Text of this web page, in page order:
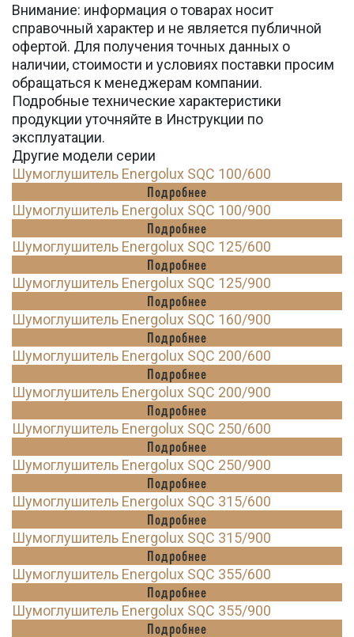
Внимание: информация о товарах носит
справочный характер и не является публичной
офертой. Для получения точных данных о
наличии, стоимости и условиях поставки просим
обращаться к менеджерам компании.
Подробные технические характеристики
продукции уточняйте в Инструкции по
эксплуатации.
Другие модели серии
Шумоглушитель Energolux SQC 100/600
Подробнее
Шумоглушитель Energolux SQC 100/900
Подробнее
Шумоглушитель Energolux SQC 125/600
Подробнее
Шумоглушитель Energolux SQC 125/900
Подробнее
Шумоглушитель Energolux SQC 160/900
Подробнее
Шумоглушитель Energolux SQC 200/600
Подробнее
Шумоглушитель Energolux SQC 200/900
Подробнее
Шумоглушитель Energolux SQC 250/600
Подробнее
Шумоглушитель Energolux SQC 250/900
Подробнее
Шумоглушитель Energolux SQC 315/600
Подробнее
Шумоглушитель Energolux SQC 315/900
Подробнее
Шумоглушитель Energolux SQC 355/600
Подробнее
Шумоглушитель Energolux SQC 355/900
Подробнее